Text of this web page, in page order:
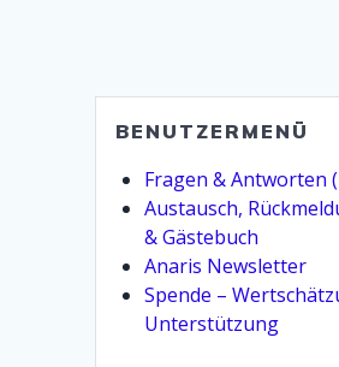
BENUTZERMENÜ
Fragen & Antworten
Austausch,
& Gästebuch
Anaris Newsletter
Spende –
Unterstützung